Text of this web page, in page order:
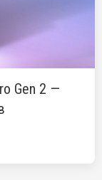
Gen 2 —